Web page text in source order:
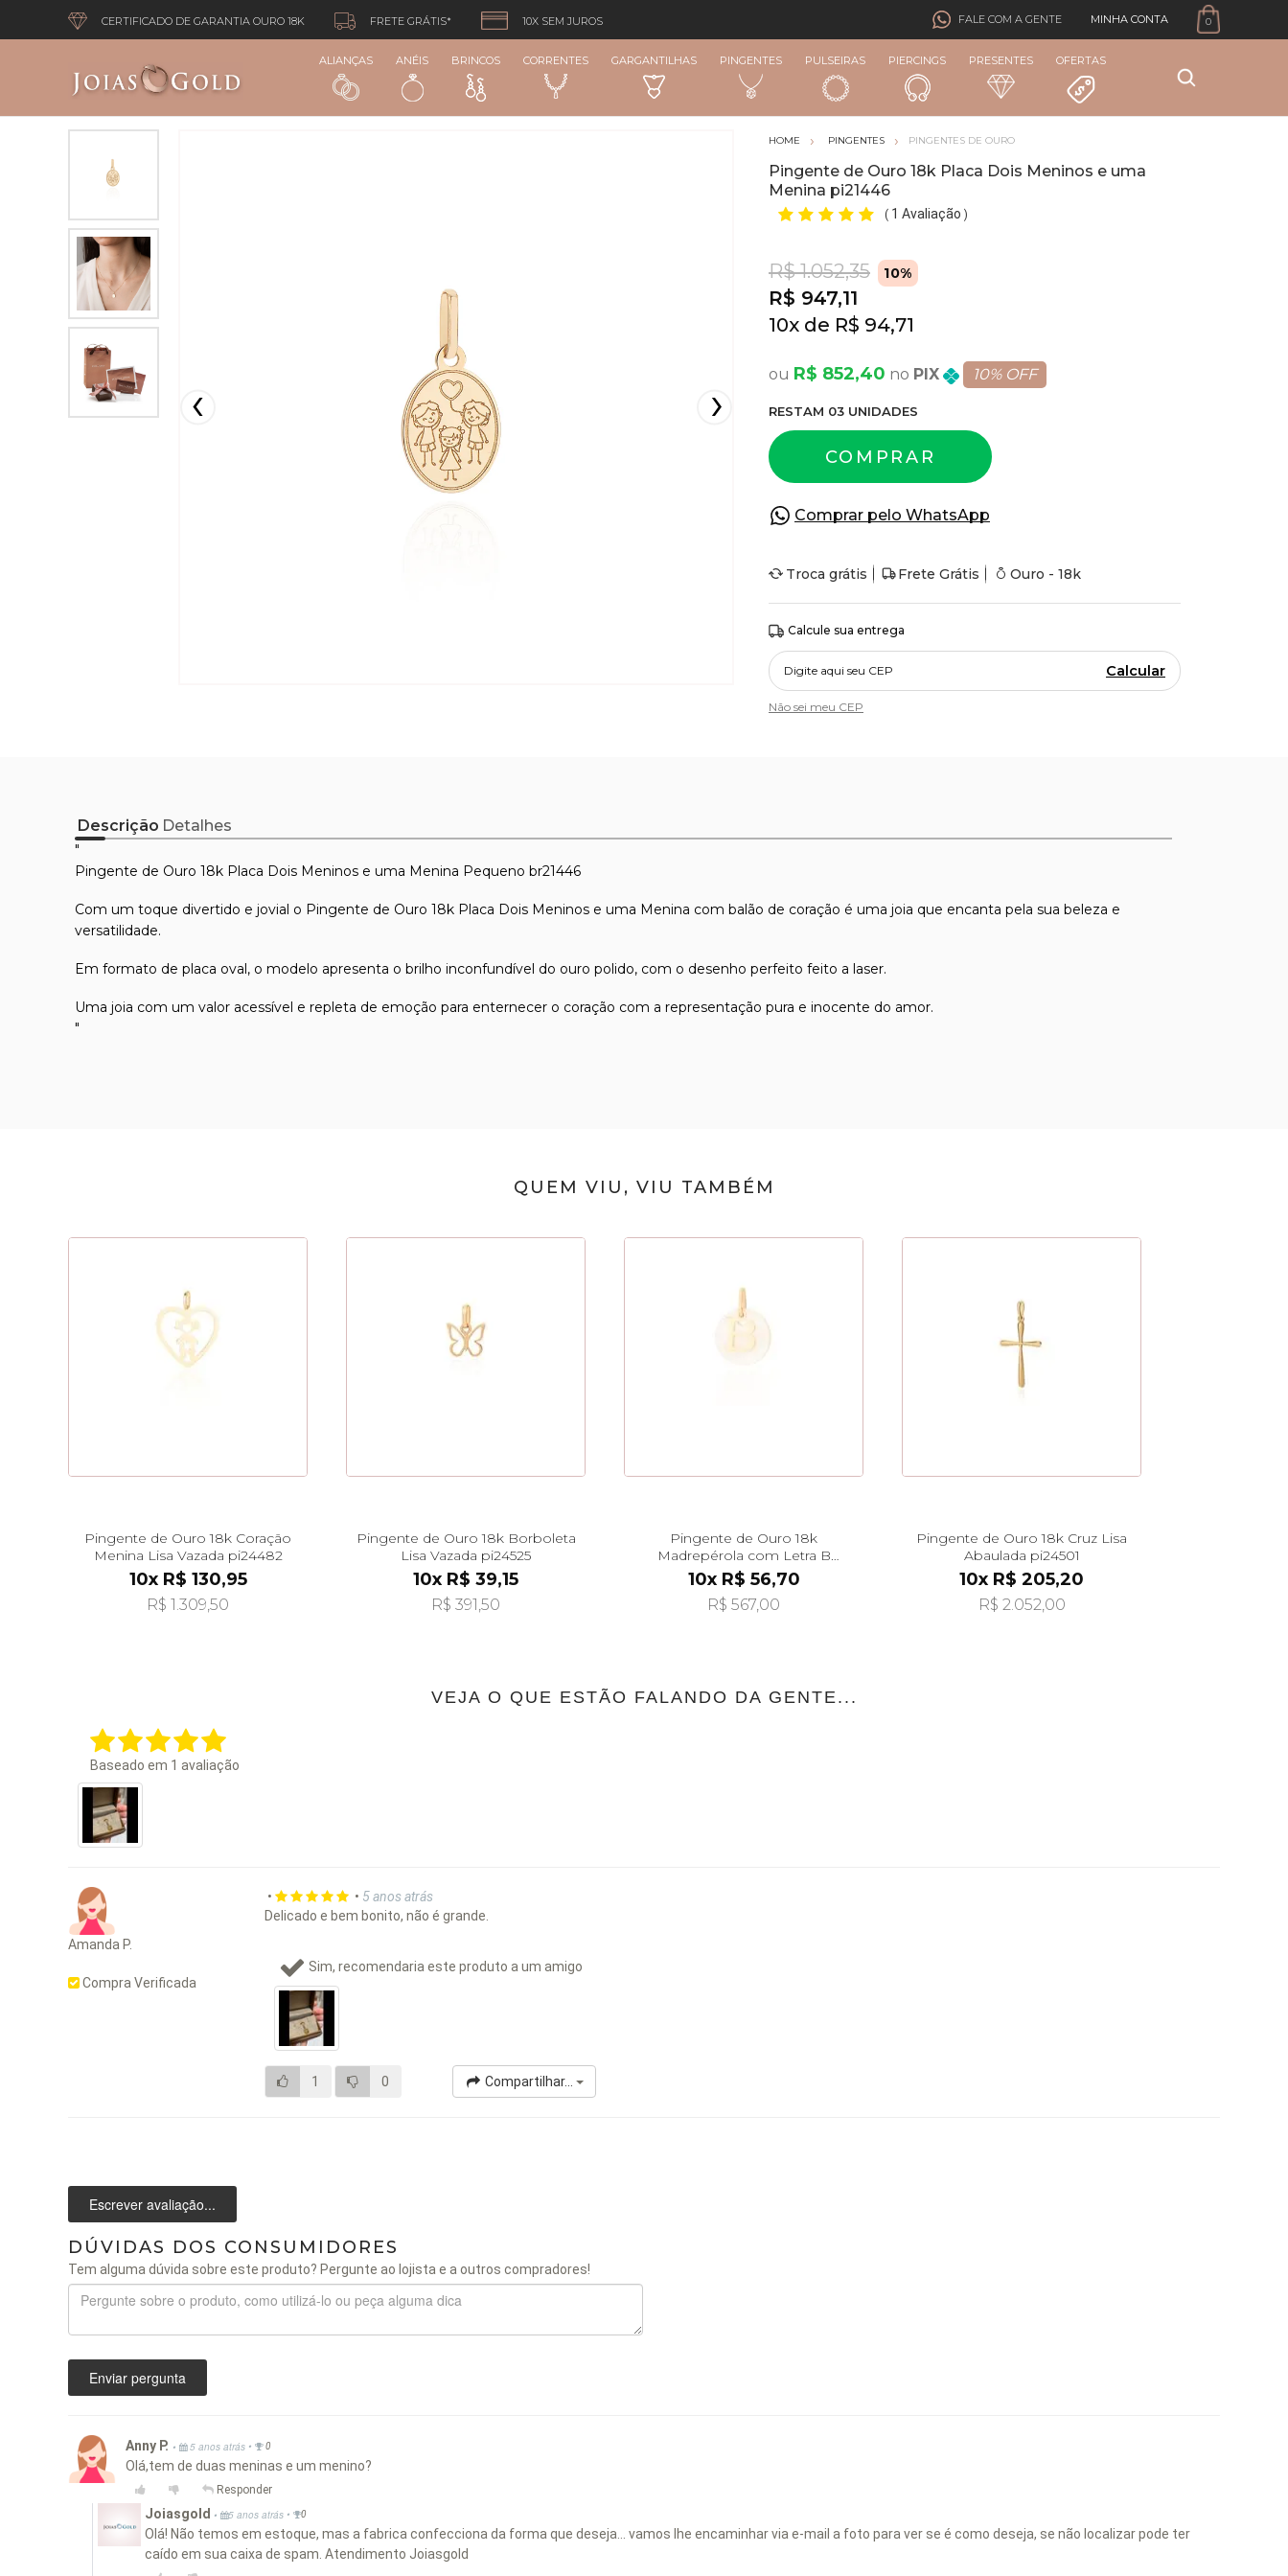
CERTIFICADO DE GARANTIA OURO 18K FRETE GRÁTIS* 10X SEM JUROS FALE COM A GENTE MINHA CONTA 0
ALIANÇAS ANÉIS BRINCOS CORRENTES GARGANTILHAS PINGENTES PULSEIRAS PIERCINGS PRESENTES OFERTAS
PINGENTES PINGENTES DE OURO
Pingente de Ouro 18k Placa Dois Meninos e uma
Menina pi21446
( 1 Avaliação )
R$ 1.052,35 10%
R$ 947,11
10x R$ 94,71
R$ 852,40 PIX 10% OFF
RESTAM 03 UNIDADES
COMPRAR
Comprar pelo WhatsApp
Troca grátis Frete Grátis Ouro - 18k
Calcule sua entrega
Calcular
Não sei meu CEP
Descrição Detalhes
"
Pingente de Ouro 18k Placa Dois Meninos e uma Menina Pequeno br21446
Com um toque divertido e jovial o Pingente de Ouro 18k Placa Dois Meninos e uma Menina com balão de coração é uma joia que encanta pela sua beleza e
versatilidade.
Em formato de placa oval, o modelo apresenta o brilho inconfundível do ouro polido, com o desenho perfeito feito a laser.
Uma joia com um valor acessível e repleta de emoção para enternecer o coração com a representação pura e inocente do amor.
"
QUEM VIU, VIU TAMBÉM
Pingente de Ouro 18k Coração
Menina Lisa Vazada pi24482
10x R$ 130,95
R$ 1.309,50
Pingente de Ouro 18k Borboleta
Lisa Vazada pi24525
10x R$ 39,15
R$ 391,50
Pingente de Ouro 18k
Madrepérola com Letra B
Pendurada pi24476
10x R$ 56,70
R$ 567,00
Pingente de Ouro 18k Cruz Lisa
Abaulada pi24501
10x R$ 205,20
R$ 2.052,00
VEJA O QUE ESTÃO FALANDO DA GENTE...
Baseado em 1 avaliação
Amanda P.
Compra Verificada
• • 5 anos atrás
Delicado e bem bonito, não é grande.
Sim, recomendaria este produto a um amigo
1 0 Compartilhar...
Escrever avaliação...
DÚVIDAS DOS CONSUMIDORES
Tem alguma dúvida sobre este produto? Pergunte ao lojista e a outros compradores!
Enviar pergunta
Anny P. • 5 anos atrás • 0
Olá,tem de duas meninas e um menino?
Responder
Joiasgold • 5 anos atrás • 0
Olá! Não temos em estoque, mas a fabrica confecciona da forma que deseja... vamos lhe encaminhar via e-mail a foto para ver se é como deseja, se não localizar pode ter
caído em sua caixa de spam. Atendimento Joiasgold